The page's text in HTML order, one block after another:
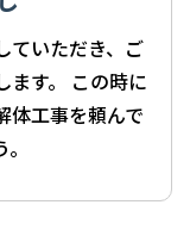
ていただき、ご
ます。 この時に
体工事を頼んで